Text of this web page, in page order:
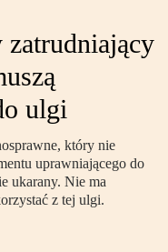
ulgi
który nie
uprawniającego do
ukarany. Nie ma
z tej ulgi.